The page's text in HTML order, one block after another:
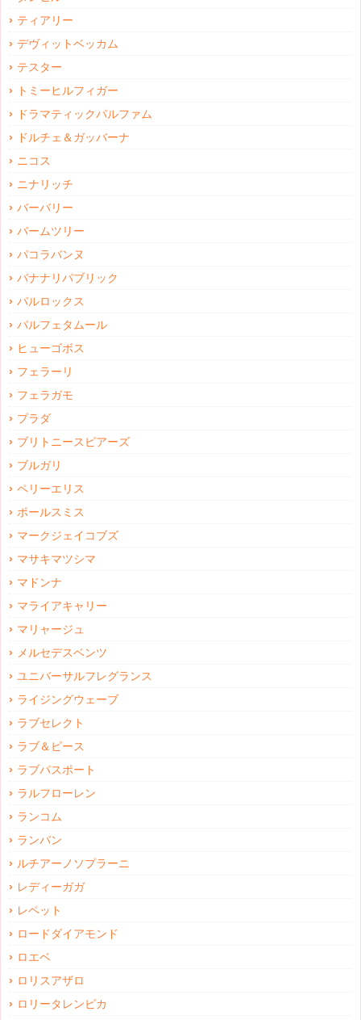
ティアリー
デヴィットベッカム
テスター
トミーヒルフィガー
ドラマティックパルファム
ドルチェ＆ガッバーナ
ニコス
ニナリッチ
バーバリー
パームツリー
パコラバンヌ
バナナリパブリック
パルロックス
パルフェタムール
ヒューゴボス
フェラーリ
フェラガモ
プラダ
ブリトニースピアーズ
ブルガリ
ペリーエリス
ポールスミス
マークジェイコブズ
マサキマツシマ
マドンナ
マライアキャリー
マリャージュ
メルセデスベンツ
ユニバーサルフレグランス
ライジングウェーブ
ラブセレクト
ラブ＆ピース
ラブパスポート
ラルフローレン
ランコム
ランバン
ルチアーノソプラーニ
レディーガガ
レペット
ロードダイアモンド
ロエベ
ロリスアザロ
ロリータレンピカ